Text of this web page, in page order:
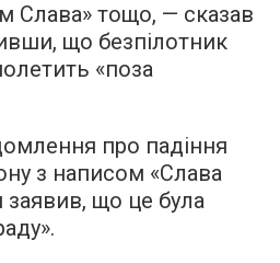
Слава» тощо, — сказав
що безпілотник
«поза
про падіння
з написом «Слава
заявив, що це була